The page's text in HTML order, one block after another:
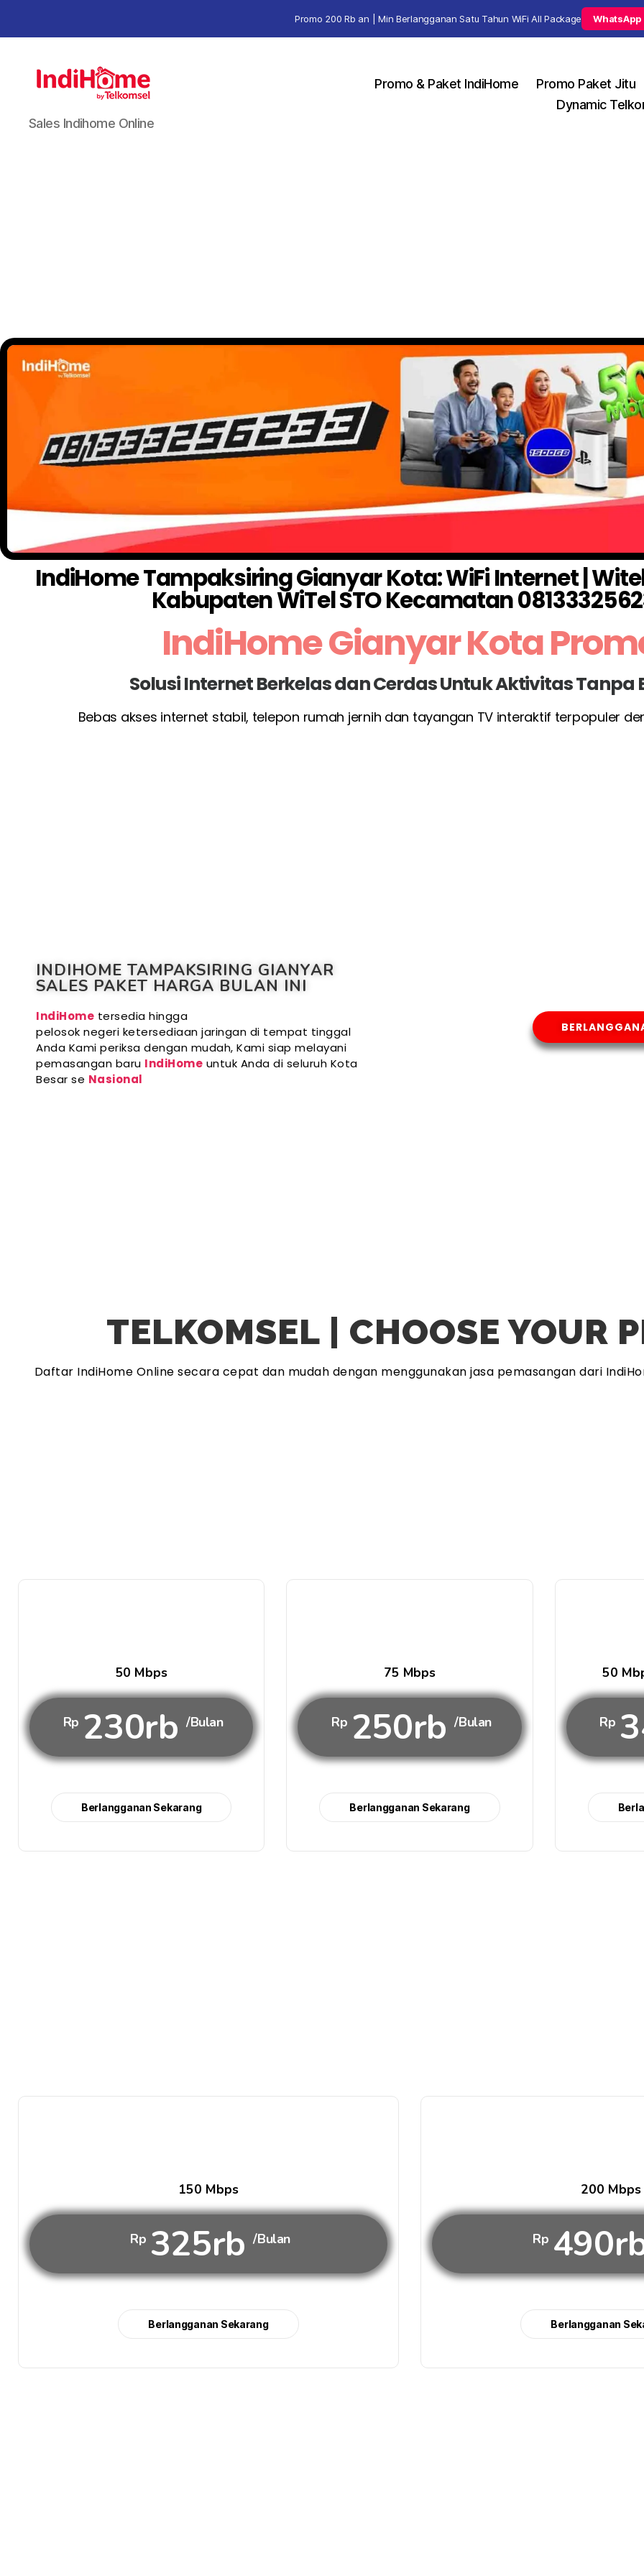
Sales Indihome Online
Promo & Paket IndiHome
Promo Paket Jitu
Dynamic
IndiHome Tampaksiring Gianyar Kota: WiFi Internet |
Kabupaten WiTel STO Kecamatan
IndiHome Gianyar Kota
Solusi Internet Berkelas dan Cerdas Untuk Aktivitas Tanpa
Bebas akses internet stabil, telepon rumah jernih dan tayangan TV interaktif terpopuler
INDIHOME TAMPAKSIRING GIANYAR
SALES PAKET HARGA BULAN INI
IndiHome tersedia hingga
pelosok negeri ketersediaan jaringan di tempat tinggal
Anda Kami periksa dengan mudah, Kami siap melayani
pemasangan baru IndiHome untuk Anda di seluruh Kota
Besar se Nasional
TELKOMSEL | CHOOSE YOUR
Daftar IndiHome Online secara cepat dan mudah dengan menggunakan jasa pemasangan dari
50 Mbps
Rp 230rb /Bulan
Berlangganan Sekarang
75 Mbps
Rp 250rb /Bulan
Berlangganan Sekarang
50
Rp
150 Mbps
Rp 325rb /Bulan
Berlangganan Sekarang
200 Mbps
Rp
Berlangganan
Promo 200 Rb an | Min Berlangganan Satu Tahun WiFi All Package WhatsApp